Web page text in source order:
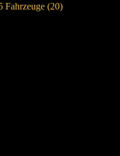
Fahrzeuge (20)